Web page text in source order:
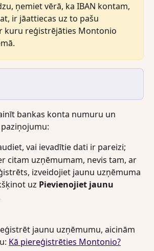
ņemiet vērā, ka IBAN kontam,
ir jāattiecas uz to pašu
kuru reģistrējāties Montonio
bankas konta numuru un
vai ievadītie dati ir pareizi;
citam uzņēmumam, nevis tam, ar
izveidojiet jaunu uzņēmuma
uz Pievienojiet jaunu
jaunu uzņēmumu, aicinām
Kā piereģistrēties Montonio?